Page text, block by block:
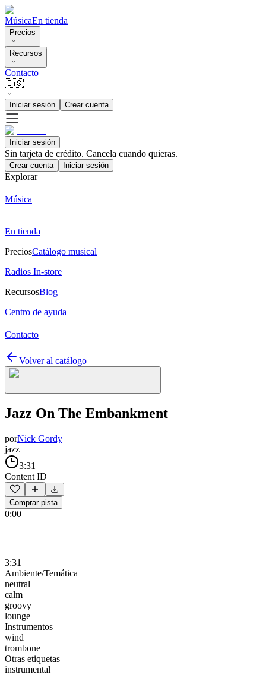
MúsicaEn tienda
Precios
Recursos
Contacto
🇪🇸
Iniciar sesión Crear cuenta
Iniciar sesión
Sin tarjeta de crédito. Cancela cuando quieras.
Crear cuenta Iniciar sesión
Explorar
Música
En tienda
PreciosCatálogo musical
Radios In-store
RecursosBlog
Centro de ayuda
Contacto
Volver al catálogo
Jazz On The Embankment
porNick Gordy
jazz
3:31
Content ID
Comprar pista
0:00
3:31
Ambiente/Temática
neutral
calm
groovy
lounge
Instrumentos
wind
trombone
Otras etiquetas
instrumental